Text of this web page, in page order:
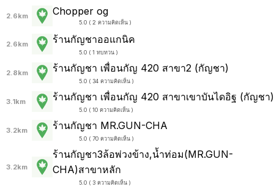
2.6km Chopper og
5.0 ( 2 ความคิดเห็น )
2.6km ร้านกัญชาออแกนิค
5.0 ( 1 ทบทวน )
2.8km ร้านกัญชา เพื่อนกัญ 420 สาขา2 (กัญชา)
5.0 ( 34 ความคิดเห็น )
3.1km ร้านกัญชา เพื่อนกัญ 420 สาขาเขาบันไดอิฐ (กัญชา)
5.0 ( 10 ความคิดเห็น )
3.2km ร้านกัญชา MR.GUN-CHA
5.0 ( 70 ความคิดเห็น )
3.2km
ร้านกัญชา3ล้อพ่วงข้าง,น้ำท่อม(MR.GUN-
CHA)สาขาหลัก
5.0 ( 3 ความคิดเห็น )